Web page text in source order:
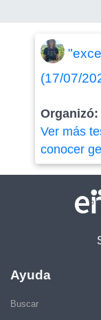
(17/07/
Organizó:
Ver más
conocer
Ayuda
Buscar